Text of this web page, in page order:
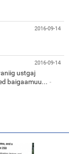
2016-09-14
2016-09-14
ustgaj
baigaamuu...